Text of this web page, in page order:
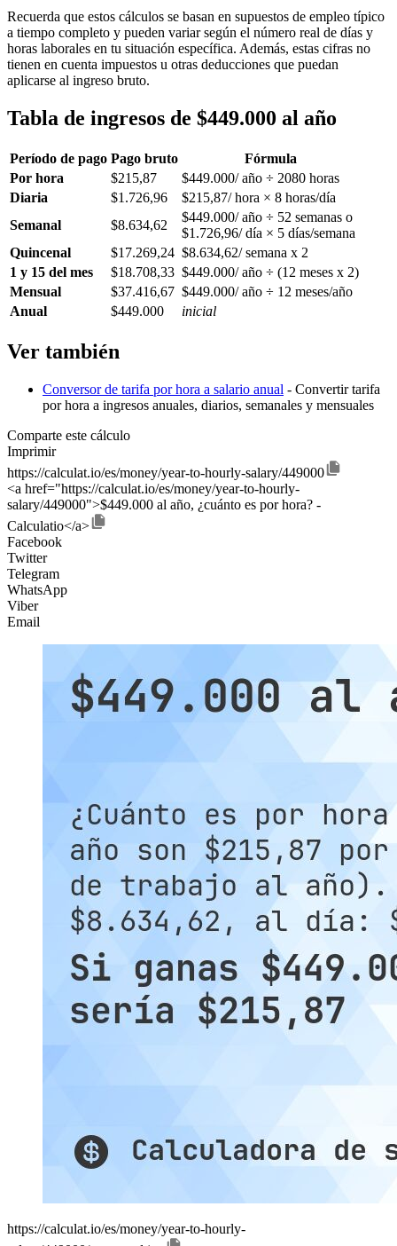
Recuerda que estos cálculos se basan en supuestos de empleo típico
a tiempo completo y pueden variar según el número real de días y
horas laborales en tu situación específica. Además, estas cifras no
tienen en cuenta impuestos u otras deducciones que puedan
aplicarse al ingreso bruto.
Tabla de ingresos de $449.000 al año
Período de pago Pago bruto
Fórmula
Por hora
$215,87
$449.000/ año ÷ 2080 horas
Diaria
$1.726,96
$215,87/ hora × 8 horas/día
Semanal
$8.634,62
$449.000/ año ÷ 52 semanas o
$1.726,96/ día × 5 días/semana
Quincenal
$17.269,24 $8.634,62/ semana x 2
1 y 15 del mes
$18.708,33 $449.000/ año ÷ (12 meses x 2)
Mensual
$37.416,67 $449.000/ año ÷ 12 meses/año
Anual
$449.000 inicial
Ver también
Conversor de tarifa por hora a salario anual - Convertir tarifa
por hora a ingresos anuales, diarios, semanales y mensuales
Comparte este cálculo
Imprimir
https://calculat.io/es/money/year-to-hourly-salary/449000
<a href="https://calculat.io/es/money/year-to-hourly-
salary/449000">$449.000 al año, ¿cuánto es por hora? -
Calculatio</a>
Facebook
Twitter
Telegram
WhatsApp
Viber
Email
https://calculat.io/es/money/year-to-hourly-